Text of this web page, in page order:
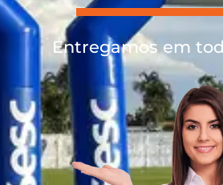
Entregamos em